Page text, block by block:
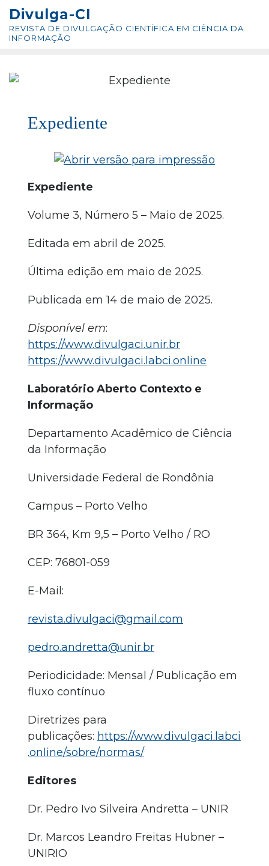
conteúdo
Skip
to
content
Divulga-CI
REVISTA DE DIVULGAÇÃO CIENTÍFICA EM CIÊNCIA DA
INFORMAÇÃO
Expediente
Expediente
Volume 3, Número 5 – Maio de 2025.
Editada em abril de 2025.
Última edição em maio de 2025.
Publicada em 14 de maio de 2025.
Disponível em:
https://www.divulgaci.unir.br
https://www.divulgaci.labci.online
Laboratório Aberto Contexto e
Informação
Departamento Acadêmico de Ciência
da Informação
Universidade Federal de Rondônia
Campus – Porto Velho
BR 364, Km 9,5 – Porto Velho / RO
CEP: 76801-059
E-Mail:
revista.divulgaci@gmail.com
pedro.andretta@unir.br
Periodicidade: Mensal / Publicação em
fluxo contínuo
Diretrizes para
publicações: https://www.divulgaci.labci
.online/sobre/normas/
Editores
Dr. Pedro Ivo Silveira Andretta – UNIR
Dr. Marcos Leandro Freitas Hubner –
UNIRIO